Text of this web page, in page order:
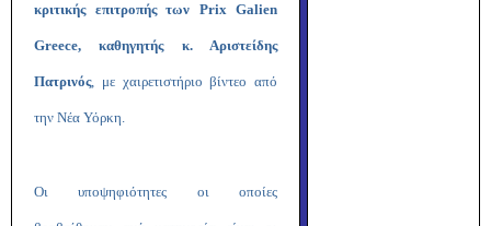
κριτικής επιτροπής των Prix Galien
Greece, καθηγητής κ. Αριστείδης
Πατρινός, με χαιρετιστήριο βίντεο από
την Νέα Υόρκη.
Οι υποψηφιότητες οι οποίες